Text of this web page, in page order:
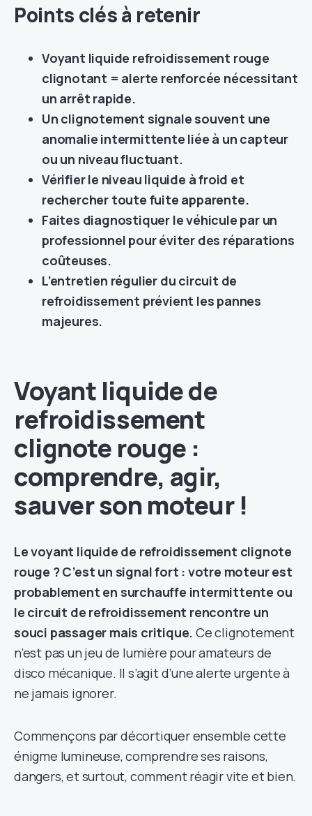
Points clés à retenir
Voyant liquide refroidissement rouge
clignotant = alerte renforcée nécessitant
un arrêt rapide.
Un clignotement signale souvent une
anomalie intermittente liée à un capteur
ou un niveau fluctuant.
Vérifier le niveau liquide à froid et
rechercher toute fuite apparente.
Faites diagnostiquer le véhicule par un
professionnel pour éviter des réparations
coûteuses.
L’entretien régulier du circuit de
refroidissement prévient les pannes
majeures.
Voyant liquide de
refroidissement
clignote rouge :
comprendre, agir,
sauver son moteur !
Le voyant liquide de refroidissement clignote
rouge ? C’est un signal fort : votre moteur est
probablement en surchauffe intermittente ou
le circuit de refroidissement rencontre un
souci passager mais critique. Ce clignotement
n’est pas un jeu de lumière pour amateurs de
disco mécanique. Il s’agit d’une alerte urgente à
ne jamais ignorer.
Commençons par décortiquer ensemble cette
énigme lumineuse, comprendre ses raisons,
dangers, et surtout, comment réagir vite et bien.